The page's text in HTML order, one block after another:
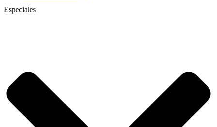
Especiales